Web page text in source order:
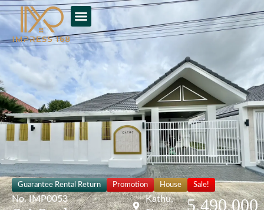
Guarantee Rental Return Promotion House Sale!
No. IMP0053
Kathu,
5,490,000